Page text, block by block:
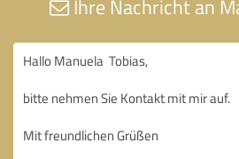
Ihre Nachricht an